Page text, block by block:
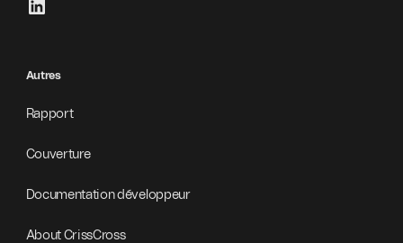
Autres
Rapport
Couverture
Documentation développeur
About CrissCross